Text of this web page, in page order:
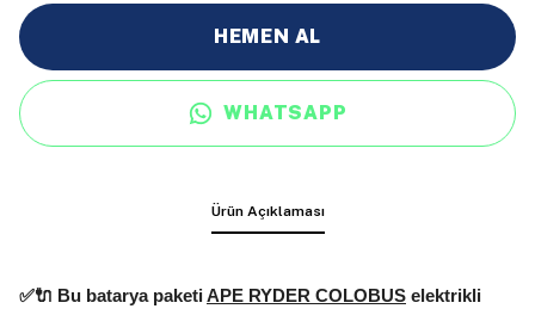
HEMEN AL
WHATSAPP
Ürün Açıklaması
✅🔌 Bu batarya paketiAPE RYDER COLOBUS elektrikli